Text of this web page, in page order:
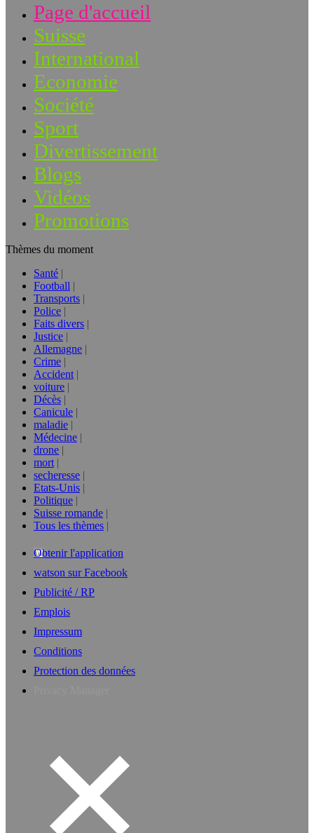
Page d'accueil
Suisse
International
Economie
Société
Sport
Divertissement
Blogs
Vidéos
Promotions
Thèmes du moment
Santé
Football
Transports
Police
Faits divers
Justice
Allemagne
Crime
Accident
voiture
Décès
Canicule
maladie
Médecine
drone
mort
secheresse
Etats-Unis
Politique
Suisse romande
Tous les thèmes
Obtenir l'application
watson sur Facebook
Publicité / RP
Emplois
Impressum
Conditions
Protection des données